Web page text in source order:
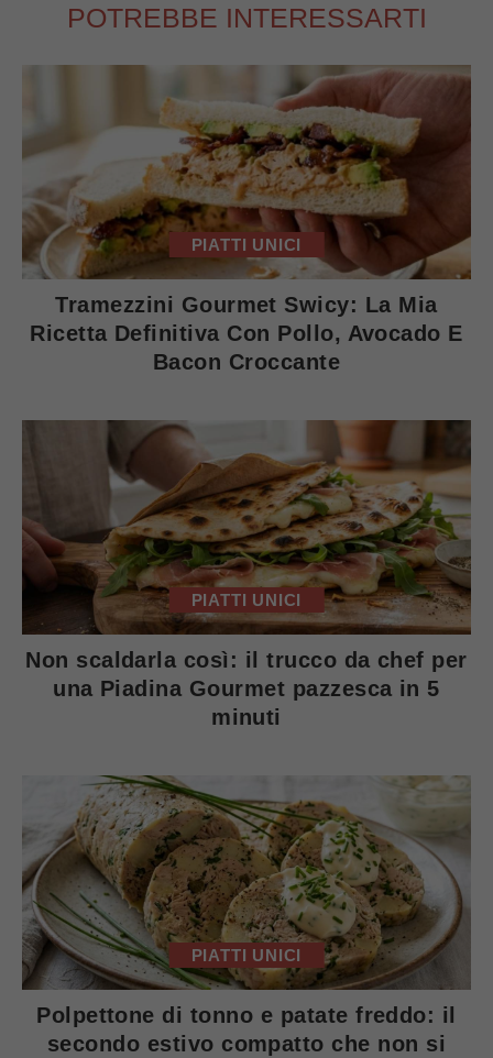
POTREBBE INTERESSARTI
PIATTI UNICI
Tramezzini Gourmet Swicy: La Mia
Ricetta Definitiva Con Pollo, Avocado E
Bacon Croccante
PIATTI UNICI
Non scaldarla così: il trucco da chef per
una Piadina Gourmet pazzesca in 5
minuti
PIATTI UNICI
Polpettone di tonno e patate freddo: il
secondo estivo compatto che non si